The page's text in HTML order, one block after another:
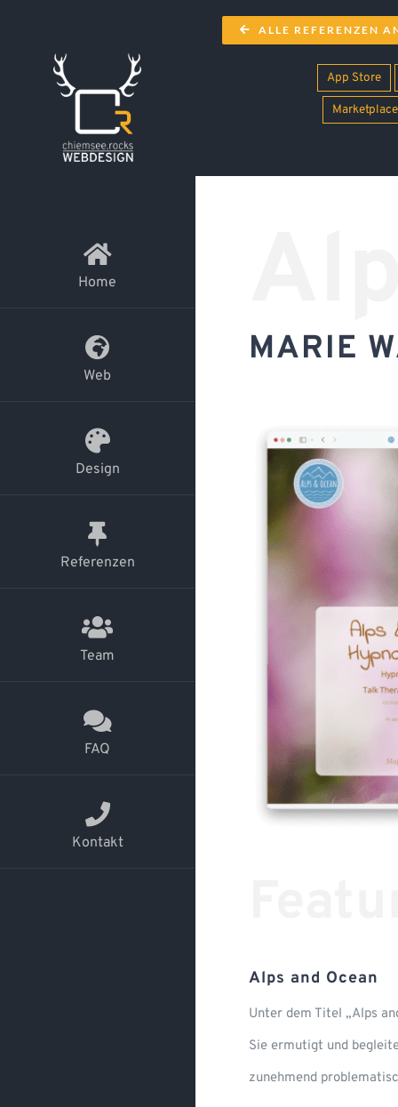
Home
Web
Design
Referenzen
Team
FAQ
Kontakt
ALLE REFERENZEN
App Store
Marketplace
MARIE
Alps and Ocean
Unter dem Titel „Alps
Sie ermutigt und
zunehmend